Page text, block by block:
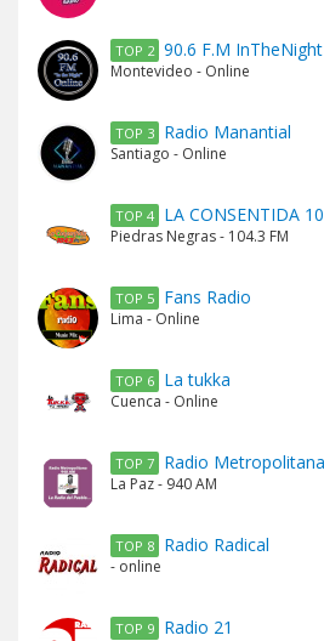
TOP 2 90.6 F.M InTheNight
Montevideo - Online
TOP 3 Radio Manantial
Santiago - Online
TOP 4 LA CONSENTIDA
Piedras Negras - 104.3 FM
TOP 5 Fans Radio
Lima - Online
TOP 6 La tukka
Cuenca - Online
TOP 7 Radio Metropolitana
La Paz - 940 AM
TOP 8 Radio Radical
- online
TOP 9 Radio 21